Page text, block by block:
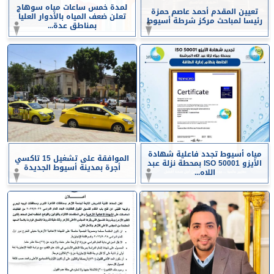
تعيين المقدم أحمد عاصم حمزة
رئيسا لمباحث مركز شرطة أسيوط
لمدة خمس ساعات مياه سوهاج
تعلن ضعف المياه بالأدوار العليا
بمناطق عدة...
مياه أسيوط تجدد فاعلية شهادة
الأيزو ISO 50001 بمحطة نزلة عبد
اللاه...
الموافقة على تشغيل 15 تاكسي
أجرة بمدينة أسيوط الجديدة